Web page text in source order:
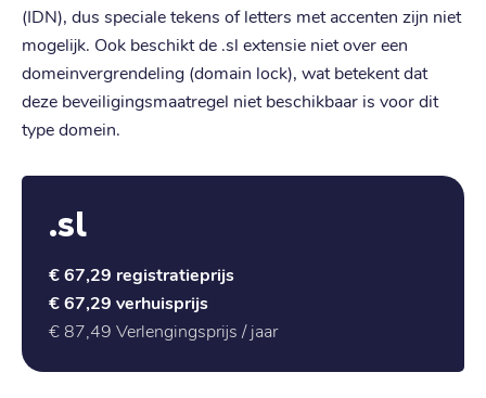
(IDN), dus speciale tekens of letters met accenten zijn niet
mogelijk. Ook beschikt de .sl extensie niet over een
domeinvergrendeling (domain lock), wat betekent dat
deze beveiligingsmaatregel niet beschikbaar is voor dit
type domein.
.sl
€ 67,29 registratieprijs
€ 67,29 verhuisprijs
€ 87,49 Verlengingsprijs / jaar